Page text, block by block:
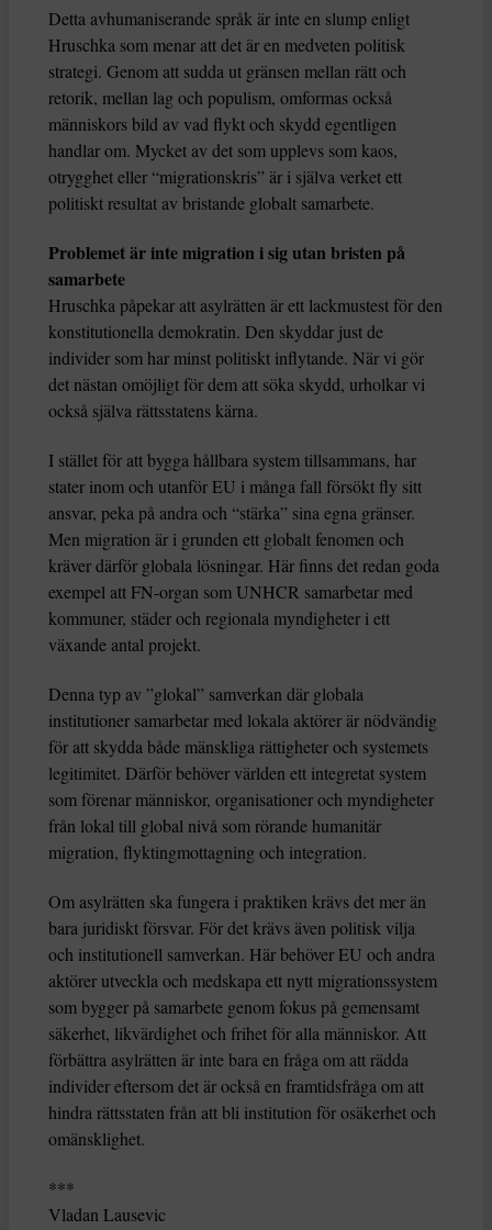
Detta avhumaniserande språk är inte en slump enligt
Hruschka som menar att det är en medveten politisk
strategi. Genom att sudda ut gränsen mellan rätt och
retorik, mellan lag och populism, omformas också
människors bild av vad flykt och skydd egentligen
handlar om. Mycket av det som upplevs som kaos,
otrygghet eller “migrationskris” är i själva verket ett
politiskt resultat av bristande globalt samarbete.
Problemet är inte migration i sig utan bristen på
samarbete
Hruschka påpekar att asylrätten är ett lackmustest för den
konstitutionella demokratin. Den skyddar just de
individer som har minst politiskt inflytande. När vi gör
det nästan omöjligt för dem att söka skydd, urholkar vi
också själva rättsstatens kärna.
I stället för att bygga hållbara system tillsammans, har
stater inom och utanför EU i många fall försökt fly sitt
ansvar, peka på andra och “stärka” sina egna gränser.
Men migration är i grunden ett globalt fenomen och
kräver därför globala lösningar. Här finns det redan goda
exempel att FN-organ som UNHCR samarbetar med
kommuner, städer och regionala myndigheter i ett
växande antal projekt.
Denna typ av ”glokal” samverkan där globala
institutioner samarbetar med lokala aktörer är nödvändig
för att skydda både mänskliga rättigheter och systemets
legitimitet. Därför behöver världen ett integretat system
som förenar människor, organisationer och myndigheter
från lokal till global nivå som rörande humanitär
migration, flyktingmottagning och integration.
Om asylrätten ska fungera i praktiken krävs det mer än
bara juridiskt försvar. För det krävs även politisk vilja
och institutionell samverkan. Här behöver EU och andra
aktörer utveckla och medskapa ett nytt migrationssystem
som bygger på samarbete genom fokus på gemensamt
säkerhet, likvärdighet och frihet för alla människor. Att
förbättra asylrätten är inte bara en fråga om att rädda
individer eftersom det är också en framtidsfråga om att
hindra rättsstaten från att bli institution för osäkerhet och
omänsklighet.
***
Vladan Lausevic